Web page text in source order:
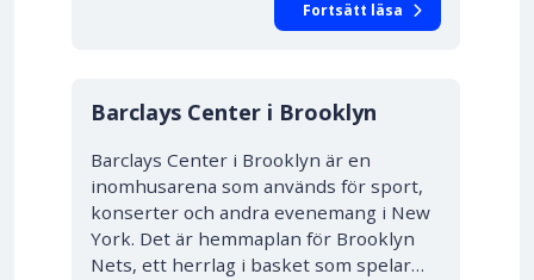
Fortsätt läsa
Barclays Center i Brooklyn
Barclays Center i Brooklyn är en
inomhusarena som används för sport,
konserter och andra evenemang i New
York. Det är hemmaplan för Brooklyn
Nets, ett herrlag i basket som spelar…